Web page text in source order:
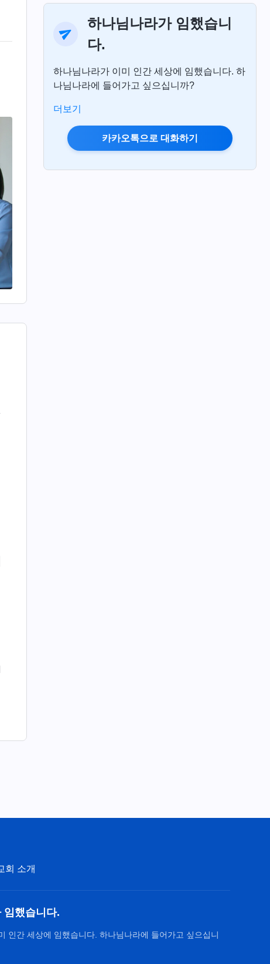
하나님나라가 임했습니
다.
하나님나라가 이미 인간 세상에 임했습니다. 하
나님나라에 들어가고 싶으십니까?
더보기
카카오톡으로 대화하기
회 소개
임했습니다.
인간 세상에 임했습니다. 하나님나라에 들어가고 싶으십니